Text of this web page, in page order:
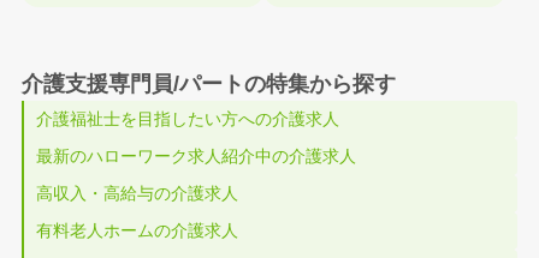
介護支援専門員/パートの特集から探す
介護福祉士を目指したい方への介護求人
最新のハローワーク求人紹介中の介護求人
高収入・高給与の介護求人
有料老人ホームの介護求人